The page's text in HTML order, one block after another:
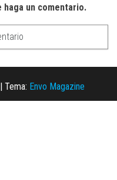
haga un comentario.
Tema: Envo Magazine